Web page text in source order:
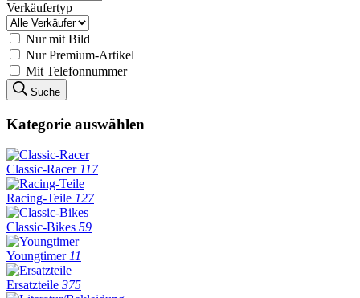
Verkäufertyp
Nur mit Bild
Nur Premium-Artikel
Mit Telefonnummer
Suche
Kategorie auswählen
Classic-Racer 117
Racing-Teile 127
Classic-Bikes 59
Youngtimer 11
Ersatzteile 375